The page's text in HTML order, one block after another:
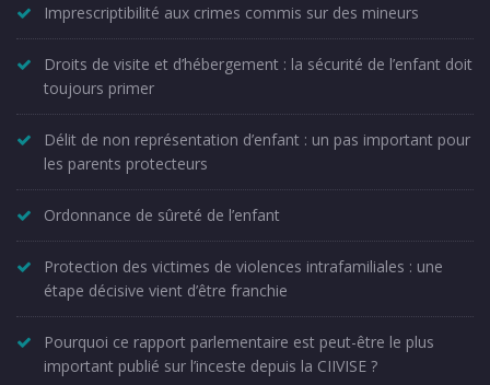
Imprescriptibilité aux crimes commis sur des mineurs
Droits de visite et d’hébergement : la sécurité de l’enfant doit
toujours primer
Délit de non représentation d’enfant : un pas important pour
les parents protecteurs
Ordonnance de sûreté de l’enfant
Protection des victimes de violences intrafamiliales : une
étape décisive vient d’être franchie
Pourquoi ce rapport parlementaire est peut-être le plus
important publié sur l’inceste depuis la CIIVISE ?